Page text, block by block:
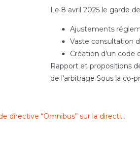
Le 8 avril 2025 le garde
Ajustements
Vaste consultation
Création d’un code
Rapport et propositions
de l’arbitrage Sous la co-
Devoir de vigilance : l’impact du projet de directive “Omnibus” sur la directive CSRD